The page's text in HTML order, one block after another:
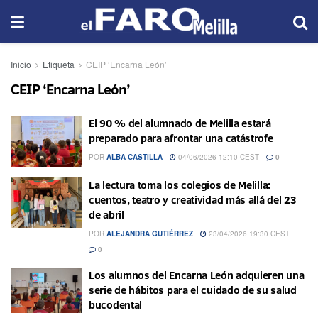
Inicio Etiqueta CEIP ‘Encarna León’
CEIP ‘Encarna León’
El 90 % del alumnado de Melilla estará
preparado para afrontar una catástrofe
POR ALBA CASTILLA 04/06/2026 12:10 CEST 0
La lectura toma los colegios de Melilla:
cuentos, teatro y creatividad más allá del 23
de abril
POR ALEJANDRA GUTIÉRREZ
23/04/2026 19:30 CEST
0
Los alumnos del Encarna León adquieren una
serie de hábitos para el cuidado de su salud
bucodental